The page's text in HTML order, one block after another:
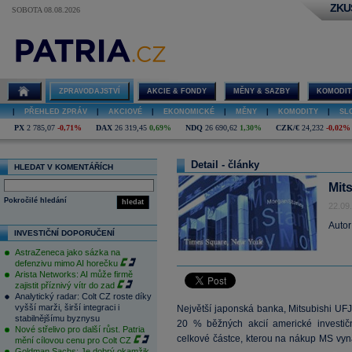
SOBOTA 08.08.2026
ZPRAVODAJSTVÍ AKCIE & FONDY MĚNY & SAZBY
PŘEHLED ZPRÁV AKCIOVÉ EKONOMICKÉ MĚNY KOMODITY
PX 2 785,07 -0,71% DAX 26 319,45 0,69% NDQ 26 690,62 1,30% CZK/€ 24,232 -0,02%
HLEDAT V KOMENTÁŘÍCH
hledat
Pokročilé hledání
INVESTIČNÍ DOPORUČENÍ
AstraZeneca jako sázka na
defenzivu mimo AI horečku
Arista Networks: AI může firmě
zajistit příznivý vítr do zad
Analytický radar: Colt CZ roste díky
vyšší marži, širší integraci i
stabilnějšímu byznysu
Nové střelivo pro další růst. Patria
mění cílovou cenu pro Colt CZ
Detail - články
Největší japonská banka, Mitsubishi
20 % běžných akcií americké
celkové částce, kterou na nákup MS